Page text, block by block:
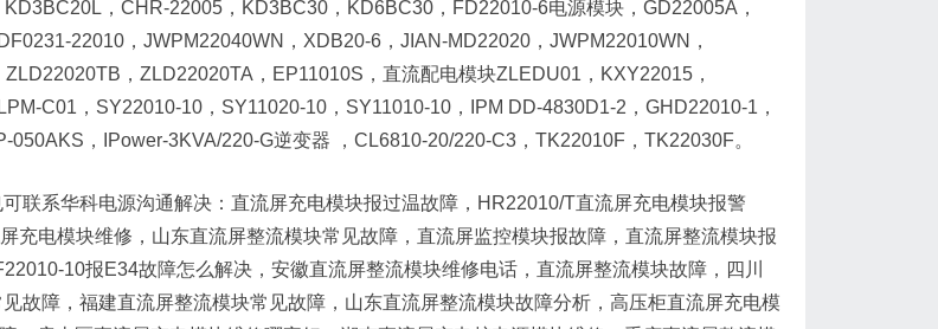
，CHR-22005，KD3BC30，KD6BC30，FD22010-6电源模块，GD22005A，
22010，JWPM22040WN，XDB20-6，JIAN-MD22020，JWPM22010WN，
，ZLD22020TA，EP11010S，直流配电模块ZLEDU01，KXY22015，
C01，SY22010-10，SY11020-10，SY11010-10，IPM DD-4830D1-2，GHD22010-1，
050AKS，IPower-3KVA/220-G逆变器 ，CL6810-20/220-C3，TK22010F，TK22030F。
联系华科电源沟通解决：直流屏充电模块报过温故障，HR22010/T直流屏充电模块报警
充电模块维修，山东直流屏整流模块常见故障，直流屏监控模块报故障，直流屏整流模块报
10报E34故障怎么解决，安徽直流屏整流模块维修电话，直流屏整流模块故障，四川
故障，福建直流屏整流模块常见故障，山东直流屏整流模块故障分析，高压柜直流屏充电模